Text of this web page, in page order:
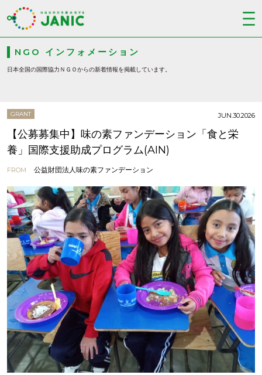
NGO インフォメーション
日本全国の国際協力ＮＧＯからの新着情報を掲載しています。
GRANT
【公募募集中】味の素ファンデーション「食と栄
養」国際支援助成プログラム(AIN)
FROM 公益財団法人味の素ファンデーション
JUN.30.2026